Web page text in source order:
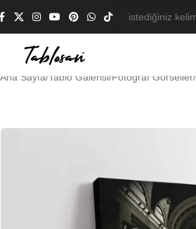
Ana Sayfa/ Tablo Galerisi/Fotoğraf Görseller/